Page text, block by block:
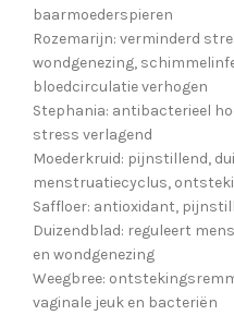
baarmoederspieren
Rozemarijn: verminderd
wondgenezing,
bloedcirculatie verhogen
Stephania: antibacterieel
stress verlagend
Moederkruid: pijnstillend,
menstruatiecyclus,
Saffloer: antioxidant,
Duizendblad: reguleert
en wondgenezing
Weegbree:
vaginale jeuk en bacteriën